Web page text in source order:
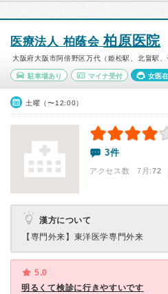
医療法人 柏蔭会柏原医院
大阪府大阪市阿倍野区万代（姫松駅、北畠駅、
駐車場あり マイナ受付 女医
土曜（〜12:00）
3件
アクセス数 7月:72
漢方について
【専門外来】 東洋医学専門外来
5.0
明るくて検診に行きやすいです